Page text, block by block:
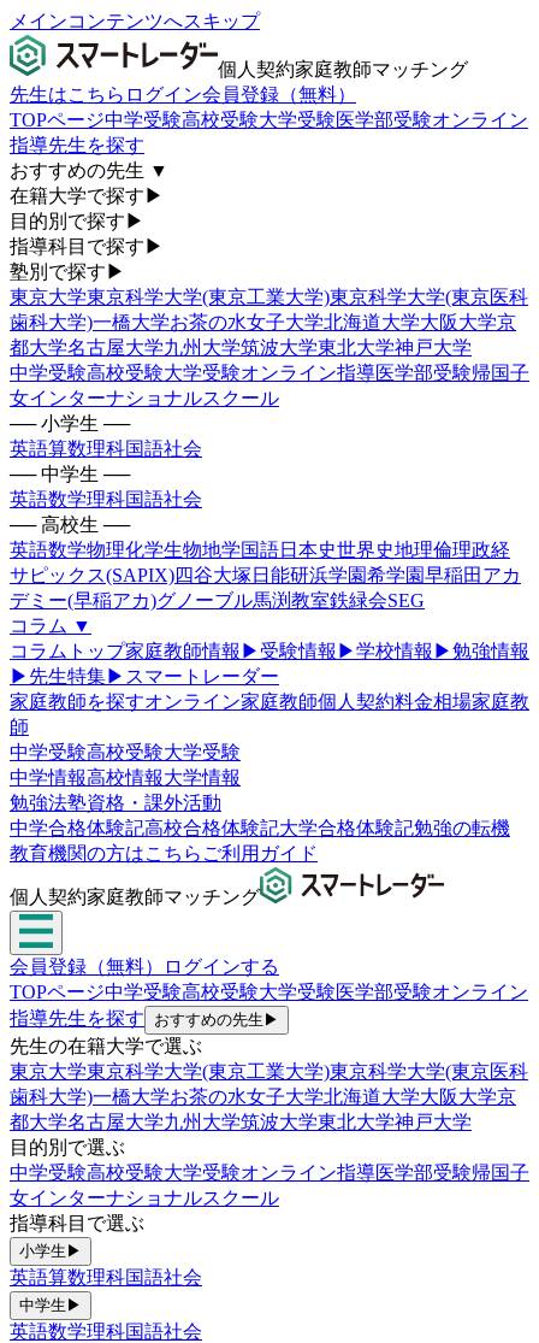
メインコンテンツへスキップ
個人契約家庭教師マッチング
先生はこちら ログイン会員登録（無料）
TOPページ中学受験高校受験大学受験医学部受験オンライン
指導先生を探す
おすすめの先生 ▼
在籍大学で探す ▶
目的別で探す ▶
指導科目で探す ▶
塾別で探す ▶
東京大学東京科学大学(東京工業大学)東京科学大学(東京医科
歯科大学)一橋大学お茶の水女子大学北海道大学大阪大学京
都大学名古屋大学九州大学筑波大学東北大学神戸大学
中学受験高校受験大学受験オンライン指導医学部受験帰国子
女インターナショナルスクール
── 小学生 ──
英語算数理科国語社会
── 中学生 ──
英語数学理科国語社会
── 高校生 ──
英語数学物理化学生物地学国語日本史世界史地理倫理政経
サピックス(SAPIX)四谷大塚 日能研浜学園希学園早稲田アカ
デミー(早稲アカ)グノーブル馬渕教室鉄緑会SEG
コラム ▼
コラムトップ家庭教師情報 ▶ 受験情報 ▶学校情報 ▶勉強情報
▶ 先生特集▶ スマートレーダー
家庭教師を探すオンライン家庭教師個人契約料金相場家庭教
師
中学受験高校受験大学受験
中学情報高校情報大学情報
勉強法塾資格・課外活動
中学合格体験記高校合格体験記大学合格体験記勉強の転機
教育機関の方はこちら ご利用ガイド
個人契約家庭教師マッチング
会員登録（無料）
ログインする
TOPページ中学受験高校受験大学受験医学部受験オンライン
指導先生を探す おすすめの先生 ▶
先生の在籍大学で選ぶ
東京大学東京科学大学(東京工業大学)東京科学大学(東京医科
歯科大学)一橋大学お茶の水女子大学北海道大学大阪大学京
都大学名古屋大学九州大学筑波大学東北大学神戸大学
目的別で選ぶ
中学受験高校受験大学受験オンライン指導医学部受験帰国子
女インターナショナルスクール
指導科目で選ぶ
小学生 ▶
英語算数理科国語社会
中学生 ▶
英語数学理科国語社会